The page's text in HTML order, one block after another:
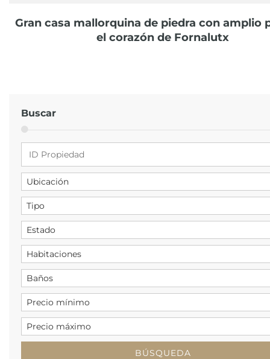
Gran casa mallorquina de piedra con amplio
el corazón de Fornalutx
Buscar